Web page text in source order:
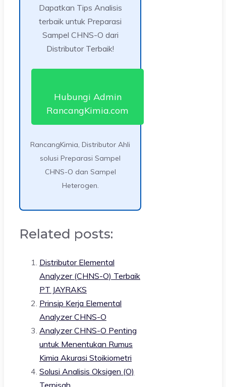
Dapatkan Tips Analisis
terbaik untuk Preparasi
Sampel CHNS-O dari
Distributor Terbaik!
Hubungi Admin
RancangKimia.com
RancangKimia, Distributor Ahli
solusi Preparasi Sampel
CHNS-O dan Sampel
Heterogen.
Related posts:
Distributor Elemental
Analyzer (CHNS-O) Terbaik
PT JAYRAKS
Prinsip Kerja Elemental
Analyzer CHNS-O
Analyzer CHNS-O Penting
untuk Menentukan Rumus
Kimia Akurasi Stoikiometri
Solusi Analisis Oksigen (O)